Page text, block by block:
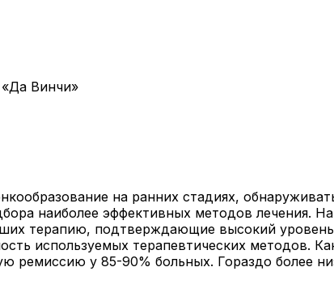
Винчи»
на ранних стадиях,
наиболее эффективных методов лечения.
терапию, подтверждающие высокий
используемых терапевтических методов.
ремиссию у 85-90% больных. Гораздо более